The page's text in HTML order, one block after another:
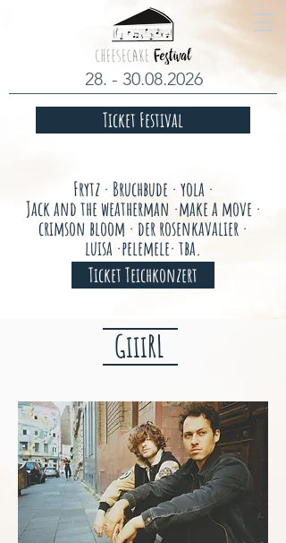
28. - 30.08.2026
Frytz · Bruchbude · yola ·
Jack and the weatherman ·make a move ·
crimson bloom · der rosenkavalier ·
luisa ·pelemele· tba.
Ticket Teichkonzert
Ticket Festival
GiiiRL